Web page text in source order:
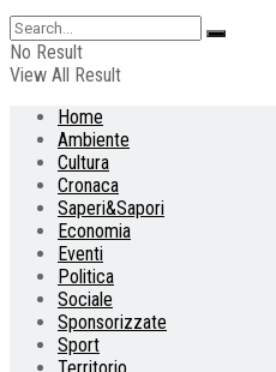
No Result
View All Result
Home
Ambiente
Cultura
Cronaca
Saperi&Sapori
Economia
Eventi
Politica
Sociale
Sponsorizzate
Sport